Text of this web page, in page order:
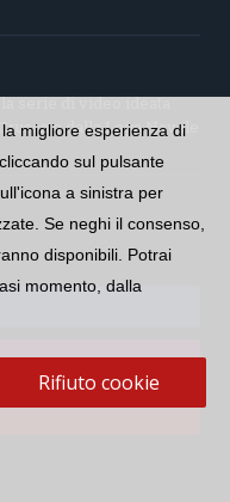
serie di video ideata
e dalla Lega Navale
migliore esperienza di
sul pulsante
a sinistra per
Se neghi il consenso,
disponibili. Potrai
momento, dalla
Rifiuto cookie